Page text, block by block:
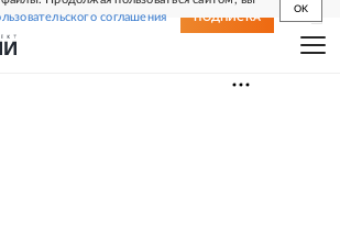
соглашения
OK
ПОДПИСКА